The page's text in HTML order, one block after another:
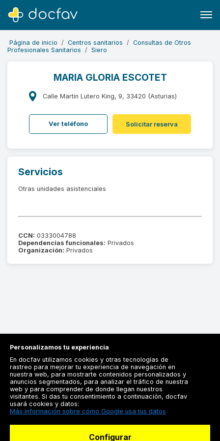
Página de inicio Centros sanitarios
Consultas de Otros
Profesionales Sanitarios
Siero
MARIA GLORIA ESCOTET
Calle Martin Lutero King, 9, 33420 (Asturias)
Ver teléfono Solicitar reserva
Servicios
Otras unidades asistenciales
CCN: 0333004788
Dependencias funcionales: Privados
Organización: Privados
Registrarse
Docfav
Personalizamos tu experiencia
En docfav utilizamos cookies y otras tecnologías de
rastreo para mejorar tu experiencia de navegación en
nuestra web, para mostrarte contenidos personalizados y
anuncios segmentados, para analizar el tráfico de nuestra
web y para comprender de donde llegan nuestros
visitantes. Si das tu consentimiento a continuación, docfav
usará cookies y datos:
Más información sobre cómo Google usa tus datos
Configurar